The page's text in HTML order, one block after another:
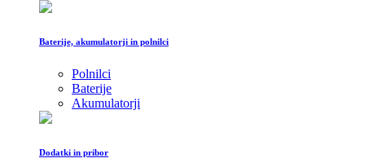
Baterije, akumulatorji in polnilci
Polnilci
Baterije
Akumulatorji
Dodatki in pribor